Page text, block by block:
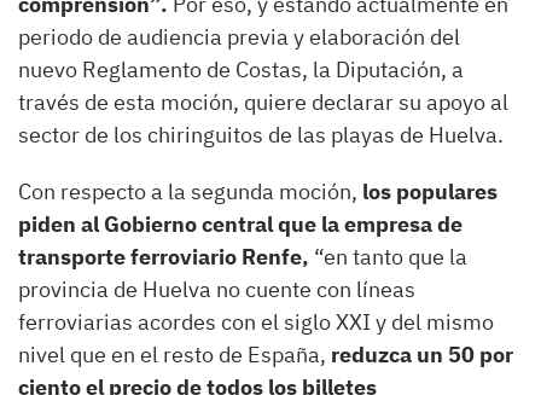
periodo de audiencia previa y elaboración del
nuevo Reglamento de Costas, la Diputación, a
través de esta moción, quiere declarar su apoyo al
sector de los chiringuitos de las playas de Huelva.
Con respecto a la segunda moción, los populares
piden al Gobierno central que la empresa de
transporte ferroviario Renfe, “en tanto que la
provincia de Huelva no cuente con líneas
ferroviarias acordes con el siglo XXI y del mismo
nivel que en el resto de España, reduzca un 50 por
ciento el precio de todos los billetes